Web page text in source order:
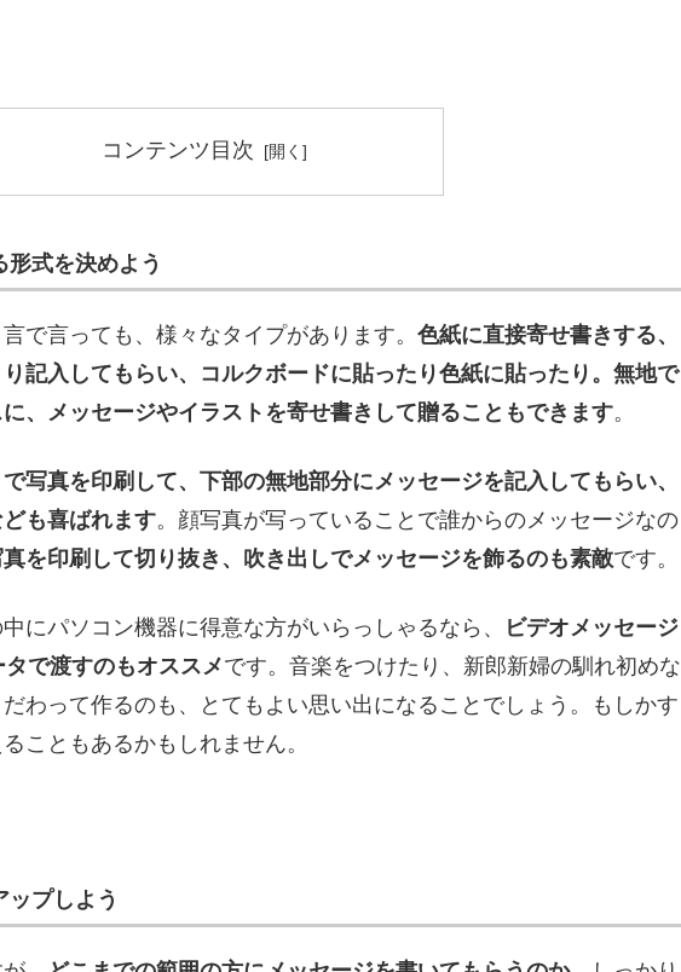
コンテンツ目次
式を決めよう
で言っても、様々なタイプがあります。 色紙に直接寄せ書きする、
記入してもらい、コルクボードに貼ったり色紙に貼ったり。無地で
、メッセージやイラストを寄せ書きして贈ることもできます。
写真を印刷して、下部の無地部分にメッセージを記入してもらい、
も喜ばれます。顔写真が写っていることで誰からのメッセージなの
を印刷して切り抜き、吹き出しでメッセージを飾るのも素敵です。
にパソコン機器に得意な方がいらっしゃるなら、
ビデオメッセージ
で渡すのもオススメです。音楽をつけたり、新郎新婦の馴れ初めな
わって作るのも、とてもよい思い出になることでしょう。もしかす
こともあるかもしれません。
プしよう